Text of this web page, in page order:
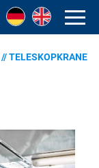
//TELESKOPKRANE